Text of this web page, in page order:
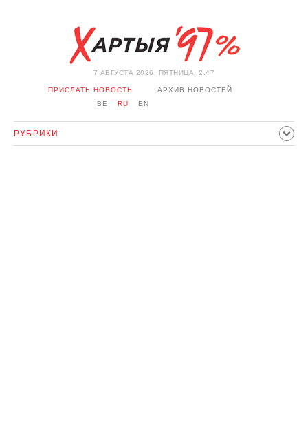
7 АВГУСТА 2026, ПЯТНИЦА, 2:47
ПРИСЛАТЬ НОВОСТЬ
АРХИВ НОВОСТЕЙ
BE
RU EN
РУБРИКИ